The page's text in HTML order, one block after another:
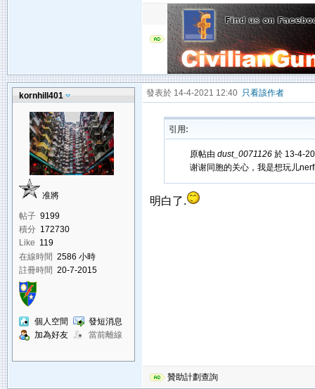
kornhill401
准將
帖子 9199
積分 172730
Like 119
在線時間 2586 小時
註冊時間 20-7-2015
個人空間
發短消息
加為好友
當前離線
發表於 14-4-2021 12:40 只看該作者
引用:
原帖由 dust_0071126於 13-4-
谢谢同胞的关心，我是想玩儿
明白了.
贊助計劃查詢